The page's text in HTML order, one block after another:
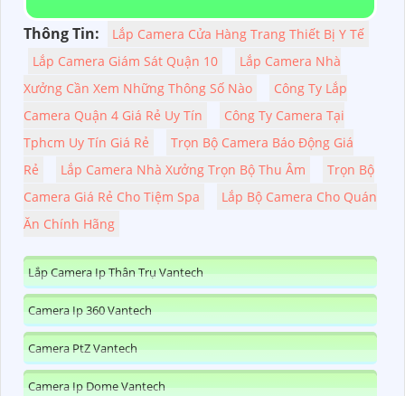
Thông Tin:
Lắp Camera Cửa Hàng Trang Thiết Bị Y Tế
Lắp Camera Giám Sát Quận 10
Lắp Camera Nhà
Xưởng Cần Xem Những Thông Số Nào
Công Ty Lắp
Camera Quận 4 Giá Rẻ Uy Tín
Công Ty Camera Tại
Tphcm Uy Tín Giá Rẻ
Trọn Bộ Camera Báo Động Giá
Rẻ
Lắp Camera Nhà Xưởng Trọn Bộ Thu Âm
Trọn Bộ
Camera Giá Rẻ Cho Tiệm Spa
Lắp Bộ Camera Cho Quán
Ăn Chính Hãng
Lắp Camera Ip Thân Trụ Vantech
Camera Ip 360 Vantech
Camera PtZ Vantech
Camera Ip Dome Vantech